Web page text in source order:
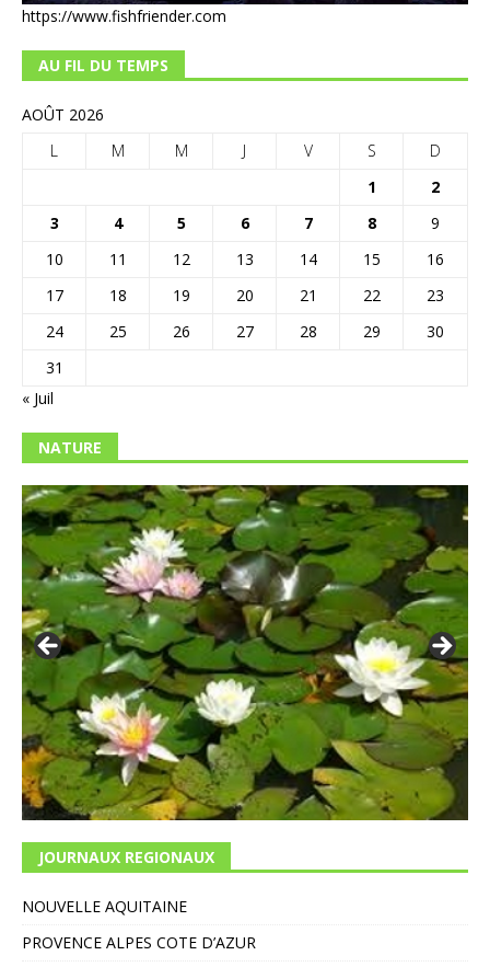
https://www.fishfriender.com
AU FIL DU TEMPS
AOÛT 2026
L
M M J V S
D
1
2
3
4 5 6 7 8
9
10
11 12 13 14 15
16
17
18 19 20 21 22
23
24
25 26 27 28 29
30
31
« Juil
NATURE
JOURNAUX REGIONAUX
NOUVELLE AQUITAINE
PROVENCE ALPES COTE D’AZUR